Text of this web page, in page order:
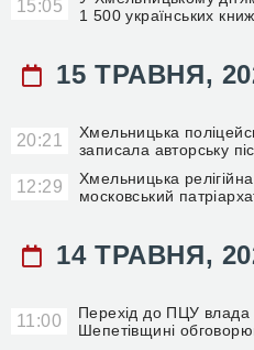
15:05
1 500 українських
15 ТРАВНЯ,
20:21
Хмельницька
записала авторську
12:29
Хмельницька
московський
14 ТРАВНЯ,
11:00
Перехід до ПЦУ влада
Шепетівщині